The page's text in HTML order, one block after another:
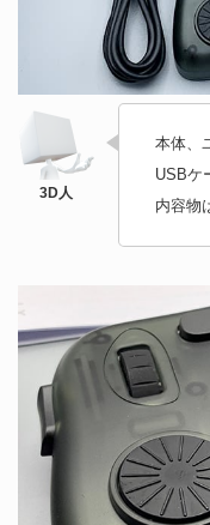
本体、
USBケ
内容物